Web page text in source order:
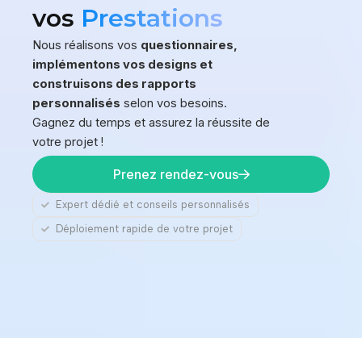
vos Prestations
Nous réalisons vos questionnaires,
implémentons vos designs et
construisons des rapports
personnalisés selon vos besoins.
Gagnez du temps et assurez la réussite de
votre projet !
Prenez rendez-vous
Expert dédié et conseils personnalisés
Déploiement rapide de votre projet